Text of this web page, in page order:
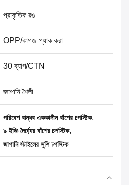
প্রাকৃতিক রঙ
OPP/কাগজ প্যাক করা
30 ব্যাগ/CTN
জাপানি শৈলী
পরিবেশ বান্ধব এককালীন বাঁশের চপস্টিক,
৯ ইঞ্চি দৈর্ঘ্যের বাঁশের চপস্টিক,
জাপানি স্টাইলের সুশি চপস্টিক